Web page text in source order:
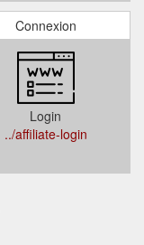
Connexion
Login
../affiliate-login